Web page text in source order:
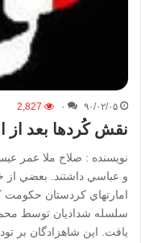
۹۰/۰۲/۰۵ ۰ 2,827
نقش كُردها بعد از
نويسنده : صلاح ملا عمر
و عباسي داشتند. بعضي از
سلسله شداديان توسط
يافت. اين شاهزادگان بر